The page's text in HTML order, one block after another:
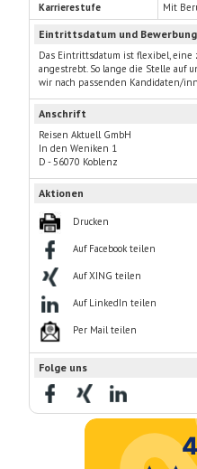
Karrierestufe
Mit
Eintrittsdatum und
Das Eintrittsdatum ist flexibel,
angestrebt. So lange die Stelle auf
wir nach passenden Kandidaten/
Anschrift
Reisen Aktuell GmbH
In den Weniken 1
D - 56070 Koblenz
Aktionen
Drucken
Auf Facebook teilen
Auf XING teilen
Auf LinkedIn teilen
Per Mail teilen
Folge uns